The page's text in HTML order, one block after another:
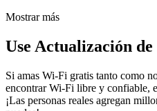
Mostrar más
Use Actualización
Si amas Wi-Fi gratis tanto como
encontrar Wi-Fi libre y confiable,
¡Las personas reales agregan